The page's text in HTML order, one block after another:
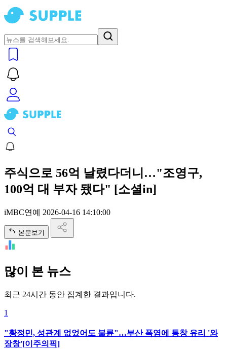
주식으로 56억 날렸다더니…"조영구,
100억 대 부자 됐다" [소셜in]
iMBC연예 2026-04-16 14:10:00
본문보기
많이 본 뉴스
최근 24시간 동안 집계한 결과입니다.
1
"황정민, 성관계 없었어도 불륜"…부산 폭염에 통창 유리 '와
장창'[이주의픽]